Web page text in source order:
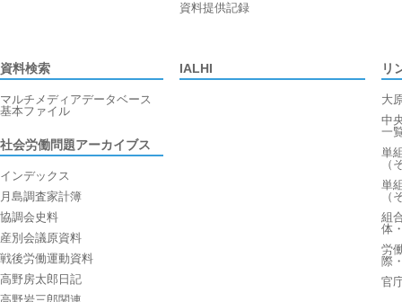
資料提供記録
資料検索
マルチメディアデータベース
基本ファイル
社会労働問題アーカイブス
インデックス
月島調査家計簿
協調会史料
産別会議原資料
戦後労働運動資料
高野房太郎日記
IALHI リ
大
中
一
単
（
単
（
組
体
労
際
官